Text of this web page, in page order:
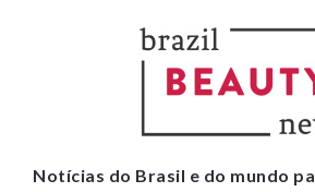
Notícias do Brasil e do mundo